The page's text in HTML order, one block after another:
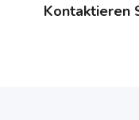
Kontaktieren